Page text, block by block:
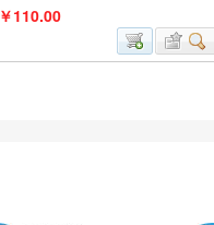
￥110.00